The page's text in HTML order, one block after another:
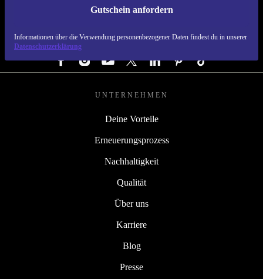
Gutschein anfordern
Informationen über die Verwendung personenbezogener Daten findest du in unserer
Datenschutzerklärung
REFURBED DEUTSCHLAND - RETHINK NEW.
FOLGE UNS
UNTERNEHMEN
Deine Vorteile
Erneuerungsprozess
Nachhaltigkeit
Qualität
Über uns
Karriere
Blog
Presse